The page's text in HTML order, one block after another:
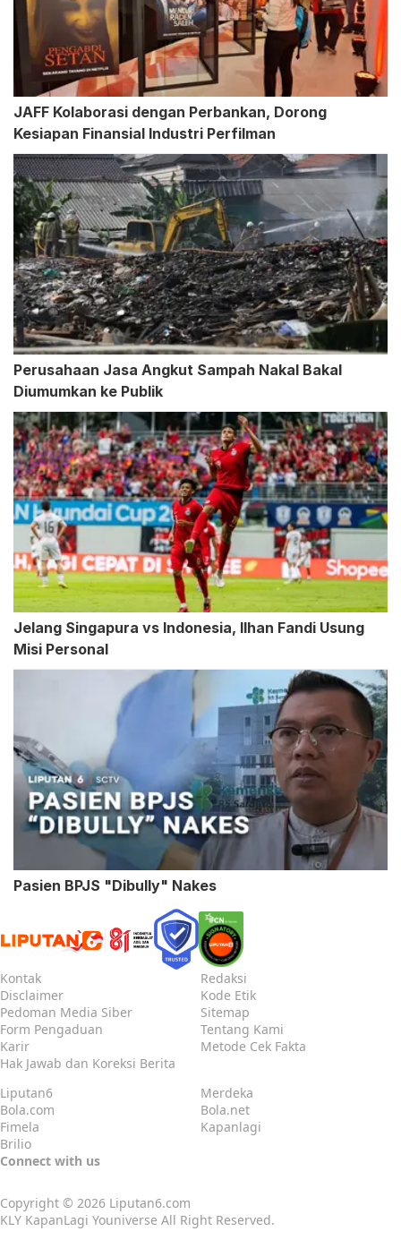
JAFF Kolaborasi dengan Perbankan, Dorong
Kesiapan Finansial Industri Perfilman
Perusahaan Jasa Angkut Sampah Nakal Bakal
Diumumkan ke Publik
Jelang Singapura vs Indonesia, Ilhan Fandi Usung
Misi Personal
Pasien BPJS "Dibully" Nakes
Kontak
Redaksi
Disclaimer
Kode Etik
Pedoman Media Siber
Sitemap
Form Pengaduan
Tentang Kami
Karir
Metode Cek Fakta
Hak Jawab dan Koreksi Berita
Liputan6
Merdeka
Bola.com
Bola.net
Fimela
Kapanlagi
Brilio
Connect with us
Copyright © 2026 Liputan6.com
KLY KapanLagi Youniverse All Right Reserved.